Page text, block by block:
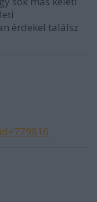
érdekel találsz